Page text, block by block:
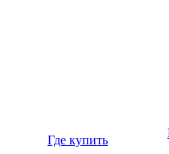
Где купить